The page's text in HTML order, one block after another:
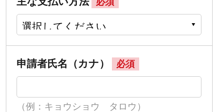
申請者氏名（カナ） 必須
（例：キョウショウ タロウ）